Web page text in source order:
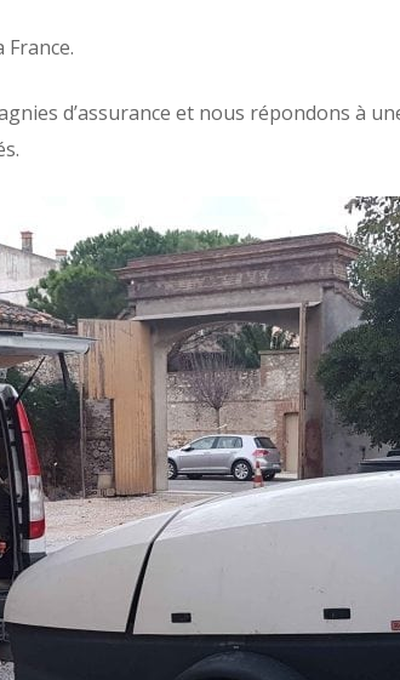
France.
d’assurance et nous répondons à